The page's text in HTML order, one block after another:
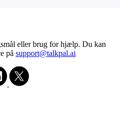
eller brug for hjælp. Du kan
på support@talkpal.ai